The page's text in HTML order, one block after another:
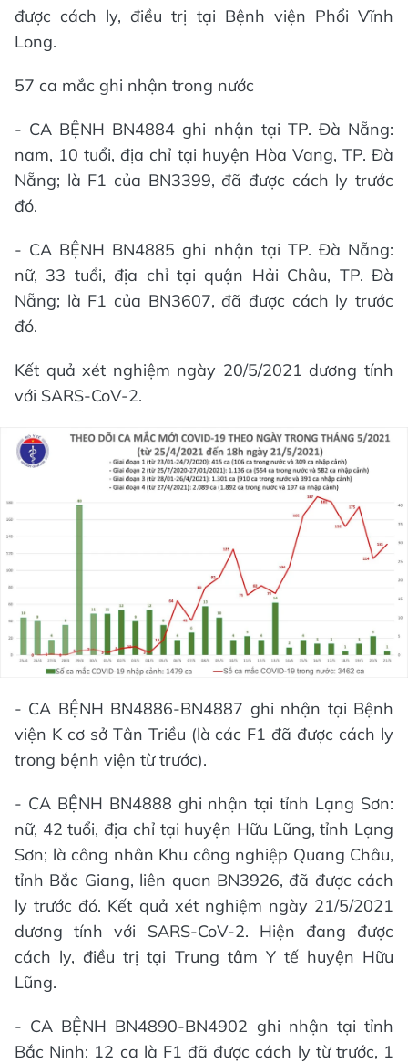
được cách ly, điều trị tại Bệnh viện Phổi Vĩnh
Long.
57 ca mắc ghi nhận trong nước
- CA BỆNH BN4884 ghi nhận tại TP. Đà Nẵng:
nam, 10 tuổi, địa chỉ tại huyện Hòa Vang, TP. Đà
Nẵng; là F1 của BN3399, đã được cách ly trước
đó.
- CA BỆNH BN4885 ghi nhận tại TP. Đà Nẵng:
nữ, 33 tuổi, địa chỉ tại quận Hải Châu, TP. Đà
Nẵng; là F1 của BN3607, đã được cách ly trước
đó.
Kết quả xét nghiệm ngày 20/5/2021 dương tính
với SARS-CoV-2.
- CA BỆNH BN4886-BN4887 ghi nhận tại Bệnh
viện K cơ sở Tân Triều (là các F1 đã được cách ly
trong bệnh viện từ trước).
- CA BỆNH BN4888 ghi nhận tại tỉnh Lạng Sơn:
nữ, 42 tuổi, địa chỉ tại huyện Hữu Lũng, tỉnh Lạng
Sơn; là công nhân Khu công nghiệp Quang Châu,
tỉnh Bắc Giang, liên quan BN3926, đã được cách
ly trước đó. Kết quả xét nghiệm ngày 21/5/2021
dương tính với SARS-CoV-2. Hiện đang được
cách ly, điều trị tại Trung tâm Y tế huyện Hữu
Lũng.
- CA BỆNH BN4890-BN4902 ghi nhận tại tỉnh
Bắc Ninh: 12 ca là F1 đã được cách ly từ trước, 1